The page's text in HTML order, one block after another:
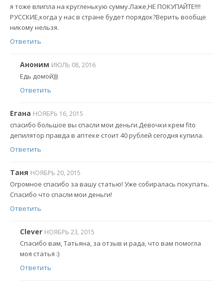
я тоже влипла на кругленькую сумму.Лаже,НЕ ПОКУПАЙТЕ!!!!
РУССКИЕ,когда у нас в стране будет порядок?Верить вообще
никому нельзя.
Ответить
Аноним ИЮЛЬ 08, 2016
Едь домой)))
Ответить
Егана НОЯБРЬ 16, 2015
спасибо большое вы спасли мои деньги.Девочки крем fito
депилятор правда в аптеке стоит 40 рублей сегодня купила.
Ответить
Таня НОЯБРЬ 20, 2015
Огромное спасибо за вашу статью! Уже собиралась покупать.
Спасибо что спасли мои деньги!
Ответить
Clever НОЯБРЬ 23, 2015
Спасибо вам, Татьяна, за отзыв и рада, что вам помогла
моя статья :)
Ответить